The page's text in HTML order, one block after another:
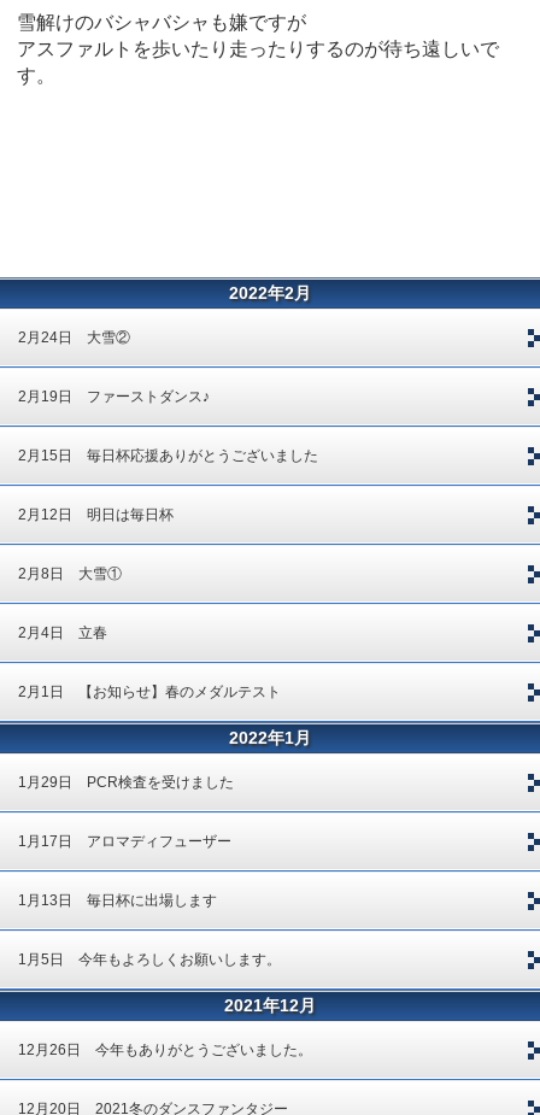
雪解けのバシャバシャも嫌ですが
アスファルトを歩いたり走ったりするのが待ち遠しいで
す。
2022年2月
2月24日 大雪②
2月19日 ファーストダンス♪
2月15日 毎日杯応援ありがとうございました
2月12日 明日は毎日杯
2月8日 大雪①
2月4日 立春
2月1日 【お知らせ】春のメダルテスト
2022年1月
1月29日 PCR検査を受けました
1月17日 アロマディフューザー
1月13日 毎日杯に出場します
1月5日 今年もよろしくお願いします。
2021年12月
12月26日 今年もありがとうございました。
12月20日 2021冬のダンスファンタジー